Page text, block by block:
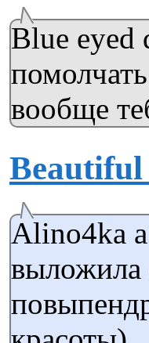
Blue eyed
вообще
Alino4ka а
выложила